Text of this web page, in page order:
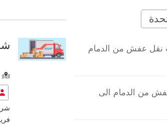
عفش من الدمام
من الدمام الى